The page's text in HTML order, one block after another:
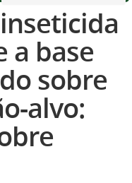
a base
sobre
alvo: